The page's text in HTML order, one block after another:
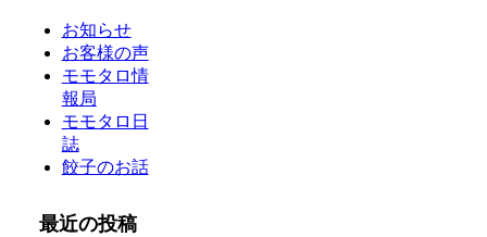
お知らせ
お客様の声
モモタロ情
報局
モモタロ日
誌
餃子のお話
最近の投稿